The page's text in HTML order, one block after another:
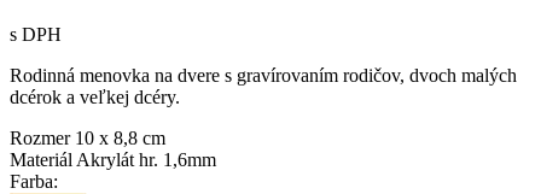
s DPH
Rodinná menovka na dvere s gravírovaním rodičov, dvoch malých
dcérok a veľkej dcéry.
Rozmer 10 x 8,8 cm
MateriálAkrylát hr. 1,6mm
Farba: